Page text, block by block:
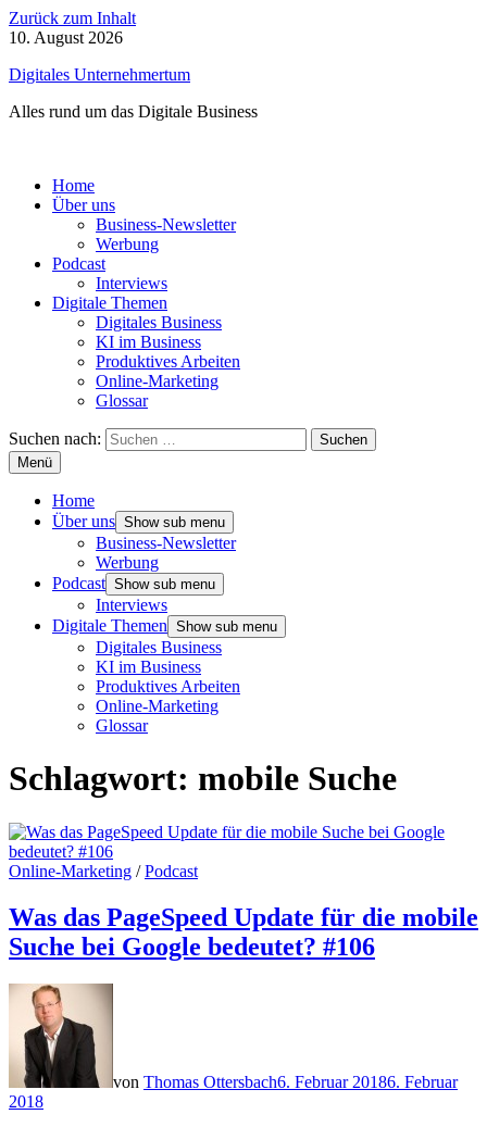
Zurück zum Inhalt
10. August 2026
Digitales Unternehmertum
Alles rund um das Digitale Business
Home
Über uns
Business-Newsletter
Werbung
Podcast
Interviews
Digitale Themen
Digitales Business
KI im Business
Produktives Arbeiten
Online-Marketing
Glossar
Suchen nach:
Menü
Home
Über uns Show sub menu
Business-Newsletter
Werbung
Podcast Show sub menu
Interviews
Digitale Themen Show sub menu
Digitales Business
KI im Business
Produktives Arbeiten
Online-Marketing
Glossar
Schlagwort: mobile Suche
Online-Marketing /Podcast
Was das PageSpeed Update für die mobile
Suche bei Google bedeutet? #106
von Thomas Ottersbach6. Februar 20186. Februar
2018